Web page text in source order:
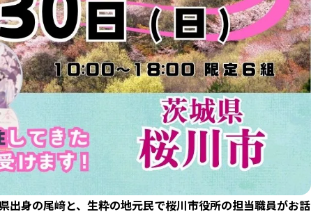
出身の尾﨑と、生粋の地元民で桜川市役所の担当職員がお話